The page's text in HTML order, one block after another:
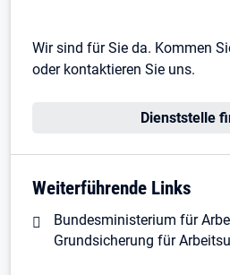
Wir sind für Sie da. Kommen
oder kontaktieren Sie uns.
Dienststelle
Weiterführende Links
Bundesministerium für
Grundsicherung für